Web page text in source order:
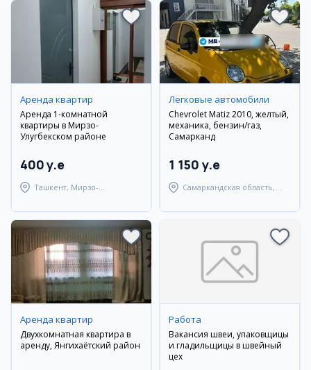
Аренда квартир
Аренда 1-комнатной
квартиры в Мирзо-
Улугбекском районе
400 y.e
Ташкент, Мирзо-
Легковые автомобили
Chevrolet Matiz 2010, желтый,
механика, бензин/газ,
Самарканд
1 150 y.e
Самаркандская область,
Аренда квартир
Двухкомнатная квартира в
аренду, Янгихаётский район
Работа
Вакансия швеи, упаковщицы
и гладильщицы в швейный
цех